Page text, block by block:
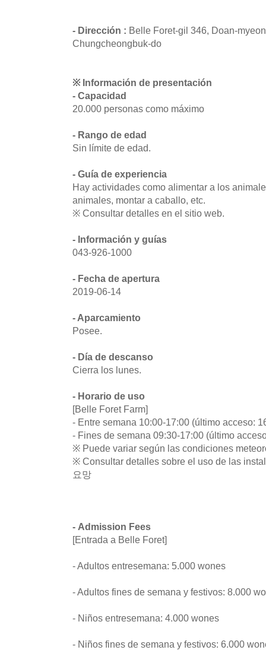
- Dirección : Belle Foret-gil 346, Doan-
Chungcheongbuk-do
※ Información de presentación
- Capacidad
20.000 personas como máximo
- Rango de edad
Sin límite de edad.
- Guía de experiencia
Hay actividades como alimentar a los
animales, montar a caballo, etc.
※ Consultar detalles en el sitio web.
- Información y guías
043-926-1000
- Fecha de apertura
2019-06-14
- Aparcamiento
Posee.
- Día de descanso
Cierra los lunes.
- Horario de uso
[Belle Foret Farm]
- Entre semana 10:00-17:00 (último acceso:
- Fines de semana 09:30-17:00 (último
※ Puede variar según las condiciones
※ Consultar detalles sobre el uso de las
요망
- Admission Fees
[Entrada a Belle Foret]
- Adultos entresemana: 5.000 wones
- Adultos fines de semana y festivos: 8.000
- Niños entresemana: 4.000 wones
- Niños fines de semana y festivos: 6.000